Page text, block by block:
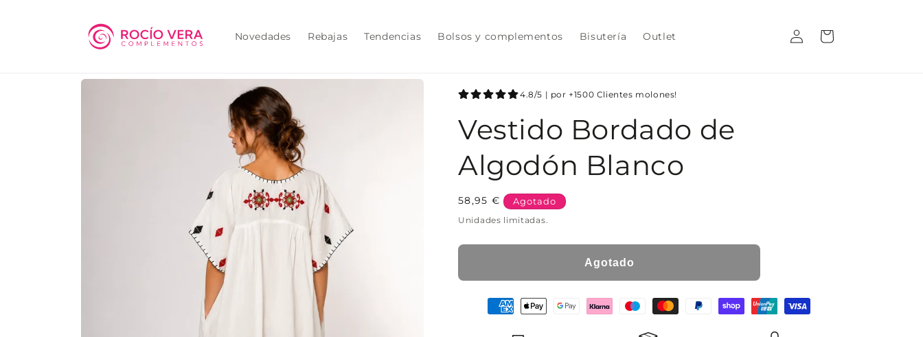
Novedades Rebajas Tendencias Bolsos y complementos Bisutería Outlet
Iniciar
sesión
Carrito
directamente
4.8/5 | por +1500 Clientes molones!
Vestido Bordado de
Algodón Blanco
Precio
habitual
58,95 € Agotado
Unidades limitadas.
Agotado